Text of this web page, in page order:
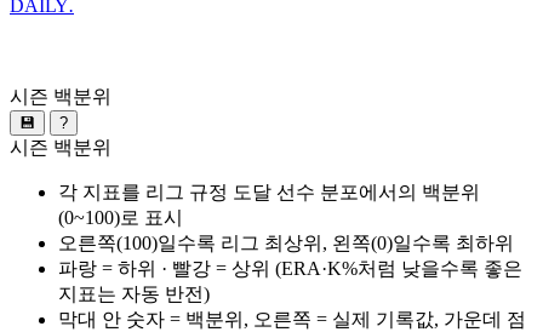
DAILY.
시즌 백분위
💾 ?
시즌 백분위
각 지표를 리그 규정 도달 선수 분포에서의 백분위
(0~100)로 표시
오른쪽(100)일수록 리그 최상위, 왼쪽(0)일수록 최하위
파랑 = 하위 · 빨강 = 상위 (ERA·K%처럼 낮을수록 좋은
지표는 자동 반전)
막대 안 숫자 = 백분위, 오른쪽 = 실제 기록값, 가운데 점